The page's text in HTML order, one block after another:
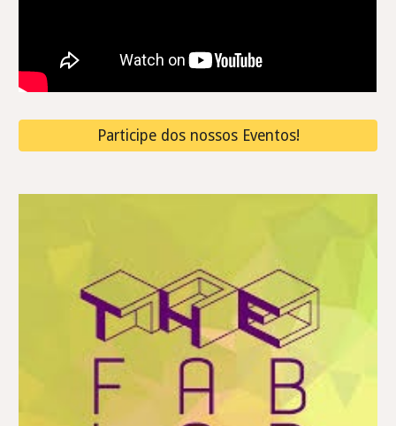
Participe dos nossos Eventos!